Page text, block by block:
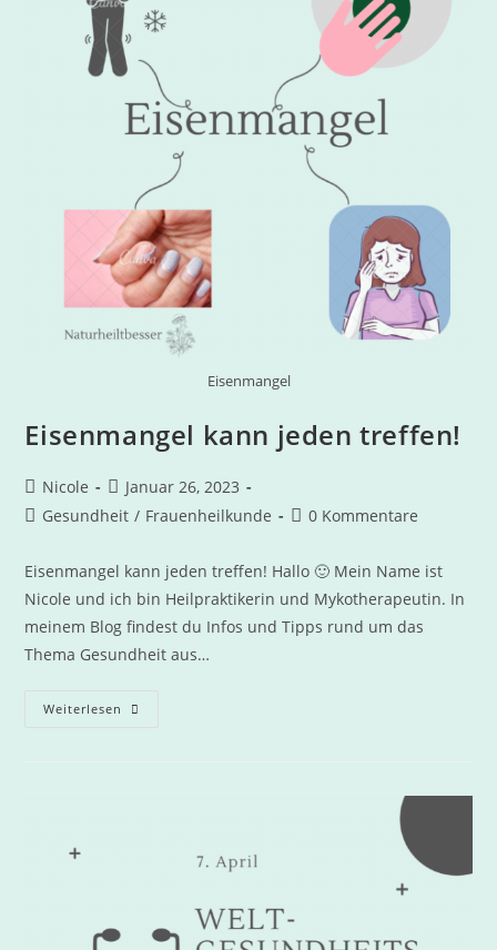
Eisenmangel
Eisenmangel kann jeden treffen!
Nicole
Januar 26, 2023
Gesundheit / Frauenheilkunde 0 Kommentare
Eisenmangel kann jeden treffen! Hallo 🙂 Mein Name ist
Nicole und ich bin Heilpraktikerin und Mykotherapeutin. In
meinem Blog findest du Infos und Tipps rund um das
Thema Gesundheit aus…
Weiterlesen